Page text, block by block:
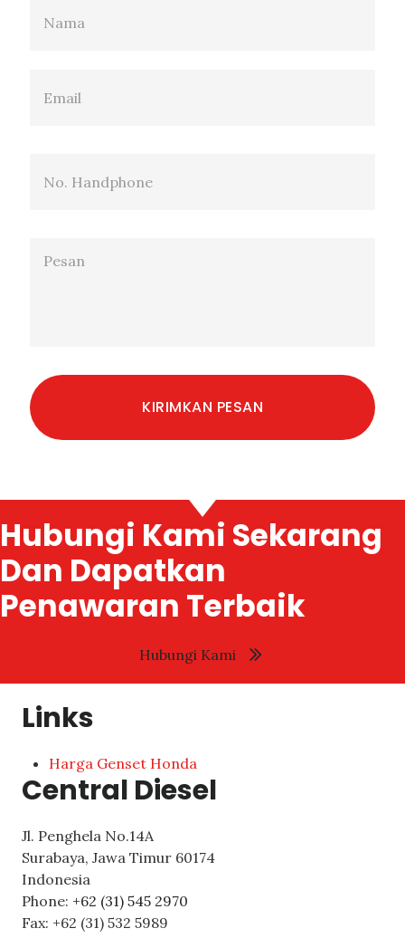
Hubungi Kami Sekarang
Dan Dapatkan
Penawaran Terbaik
Hubungi Kami
Links
Harga Genset Honda
Central Diesel
Jl. Penghela No.14A
Surabaya, Jawa Timur 60174
Indonesia
Phone: +62 (31) 545 2970
Fax: +62 (31) 532 5989